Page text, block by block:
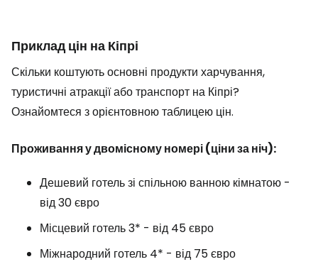
Приклад цін на Кіпрі
Скільки коштують основні продукти харчування,
туристичні атракції або транспорт на Кіпрі?
Ознайомтеся з орієнтовною таблицею цін.
Проживання у двомісному номері (ціни за ніч):
Дешевий готель зі спільною ванною кімнатою -
від 30 євро
Місцевий готель 3* - від 45 євро
Міжнародний готель 4* - від 75 євро